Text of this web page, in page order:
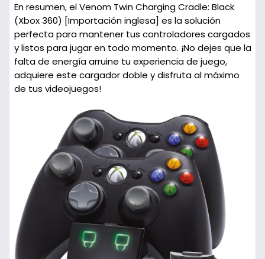
En resumen, el Venom Twin Charging Cradle: Black
(Xbox 360) [Importación inglesa] es la solución
perfecta para mantener tus controladores cargados
y listos para jugar en todo momento. ¡No dejes que la
falta de energía arruine tu experiencia de juego,
adquiere este cargador doble y disfruta al máximo
de tus videojuegos!